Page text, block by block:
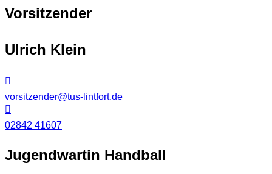
Vorsitzender
Ulrich Klein
vorsitzender@tus-lintfort.de
02842 41607
Jugendwartin Handball